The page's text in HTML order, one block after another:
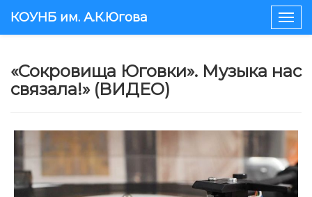
КОУНБ им. А.К.Югова
«Сокровища Юговки». Музыка нас
связала!» (ВИДЕО)